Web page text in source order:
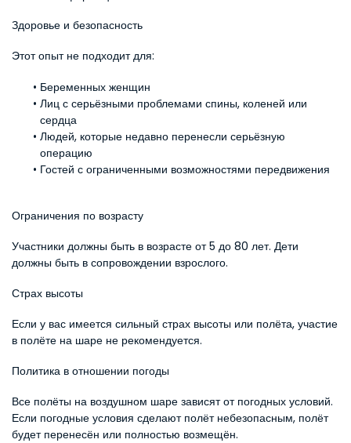
Здоровье и безопасность
Этот опыт не подходит для:
Беременных женщин
Лиц с серьёзными проблемами спины, коленей или
сердца
Людей, которые недавно перенесли серьёзную
операцию
Гостей с ограниченными возможностями передвижения
Ограничения по возрасту
Участники должны быть в возрасте от 5 до 80 лет. Дети
должны быть в сопровождении взрослого.
Страх высоты
Если у вас имеется сильный страх высоты или полёта, участие
в полёте на шаре не рекомендуется.
Политика в отношении погоды
Все полёты на воздушном шаре зависят от погодных условий.
Если погодные условия сделают полёт небезопасным, полёт
будет перенесён или полностью возмещён.